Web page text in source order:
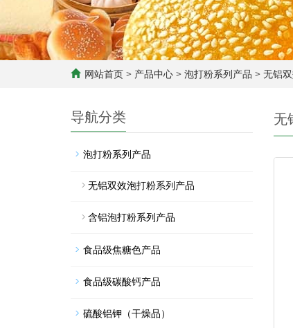
网站首页 > 产品中心 > 泡打粉系列产品 > 无铝
无
导航分类
泡打粉系列产品
无铝双效泡打粉系列产品
含铝泡打粉系列产品
食品级焦糖色产品
食品级碳酸钙产品
硫酸铝钾（干燥品）